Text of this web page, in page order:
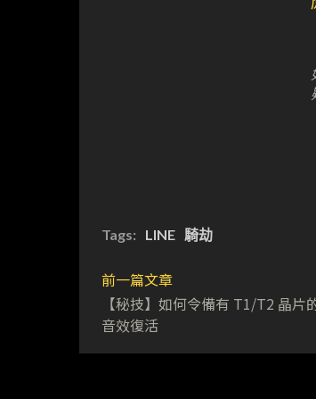
Tags: LINE 騎劫
前一篇文章
【秘技】如何令備有 T1/T2 晶片
音效復活